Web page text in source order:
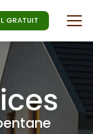
GRATUIT